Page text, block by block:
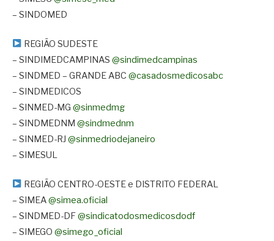
– SINDOMED
REGIÃO SUDESTE
– SINDIMEDCAMPINAS @sindimedcampinas
– SINDMED – GRANDE ABC @casadosmedicosabc
– SINDMEDICOS
– SINMED-MG @sinmedmg
– SINDMEDNM @sindmednm
– SINMED-RJ @sinmedriodejaneiro
– SIMESUL
REGIÃO CENTRO-OESTE e DISTRITO FEDERAL
– SIMEA@simea.oficial
– SINDMED-DF@sindicatodosmedicosdodf
– SIMEGO @simego_oficial